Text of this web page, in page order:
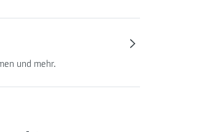
und mehr.